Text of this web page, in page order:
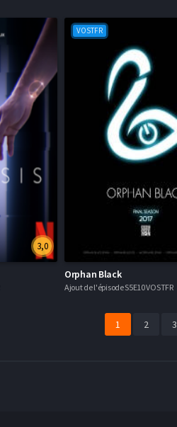
3,0
VOSTFR
Orphan Black
Ajout de l'épisode S5E10 VOSTFR
1 2 3